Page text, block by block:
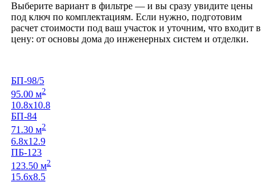
Выберите вариант в фильтре — и вы сразу увидите цены
под ключ по комплектациям. Если нужно, подготовим
расчет стоимости под ваш участок и уточним, что входит в
цену: от основы дома до инженерных систем и отделки.
БП-98/5
95.00 м2
10.8х10.8
БП-84
71.30 м2
6.8х12.9
ПБ-123
123.50 м2
15.6х8.5